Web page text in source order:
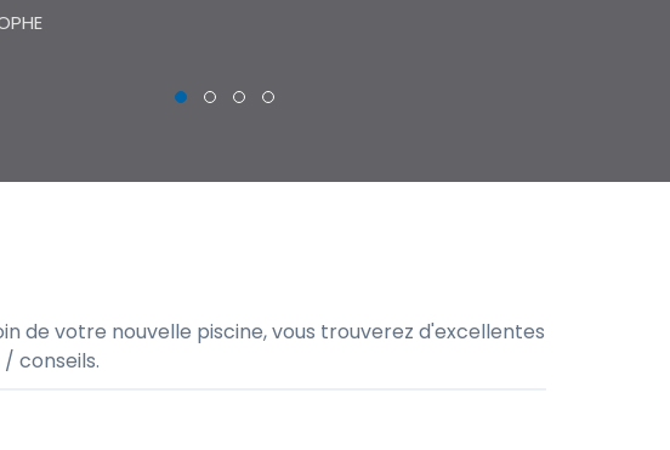
de votre nouvelle piscine, vous trouverez d'excellentes
conseils.